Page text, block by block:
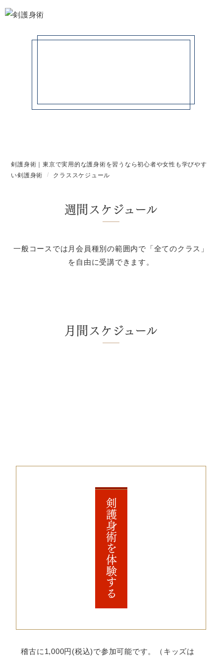
剣護身術｜東京で実用的な護身術を習うなら初心者や女性も学びやす
い剣護身術
クラススケジュール
週間スケジュール
一般コースでは月会員種別の範囲内で「全てのクラス」
を自由に受講できます。
月間スケジュール
剣護身術を体験する
稽古に1,000円(税込)で参加可能です。（キッズは